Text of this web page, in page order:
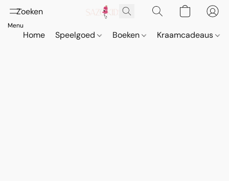
Home Speelgoed Boeken Kraamcadeaus